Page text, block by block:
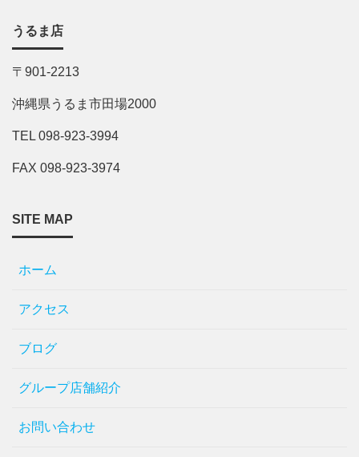
うるま店
〒901-2213
沖縄県うるま市田場2000
TEL 098-923-3994
FAX 098-923-3974
SITE MAP
ホーム
アクセス
ブログ
グループ店舗紹介
お問い合わせ